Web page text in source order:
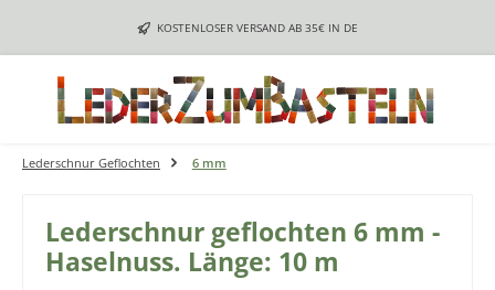
Zum Hauptinhalt springenKOSTENLOSER VERSAND AB 35€ IN DE
Lederschnur Geflochten 6 mm
Lederschnur geflochten 6 mm -
Haselnuss. Länge: 10 m